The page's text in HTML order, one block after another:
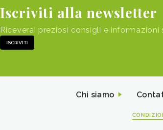
Iscriviti alla newsletter
Riceverai preziosi consigli e
ISCRIVITI
Chi siamo